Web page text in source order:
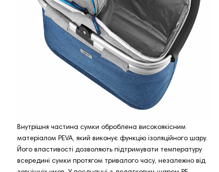
Внутрішня частина сумки оброблена високоякісним
матеріалом PEVA, який виконує функцію ізоляційного шару.
Його властивості дозволяють підтримувати температуру
всередині сумки протягом тривалого часу, незалежно від